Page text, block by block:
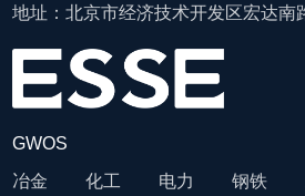
地址：北京市经济技术开发区宏达南
GWOS
冶金
化工 电力 钢铁